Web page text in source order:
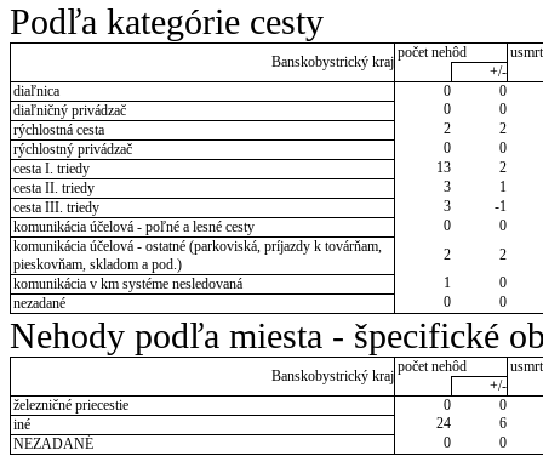
Podľa kategórie cesty
Banskobystrický kraj
počet nehôd
+/-
diaľnica
0
0
diaľničný privádzač
0
0
rýchlostná cesta
2
2
rýchlostný privádzač
0
0
cesta I. triedy
13
2
cesta II. triedy
3
1
cesta III. triedy
3
-1
komunikácia účelová - poľné a lesné cesty
0
0
komunikácia účelová - ostatné (parkoviská, príjazdy k továrňam,
pieskovňam, skladom a pod.)
2
2
komunikácia v km systéme nesledovaná
1
0
nezadané
0 0
Nehody podľa miesta - špecifické
Banskobystrický kraj
počet nehôd
+/-
železničné priecestie
0
0
iné
24
6
NEZADANÉ
0 0